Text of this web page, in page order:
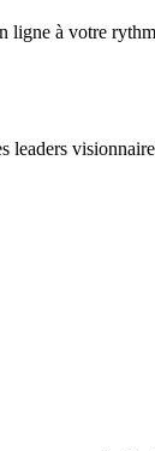
ligne à votre